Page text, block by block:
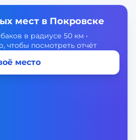
мест в Покровске
в радиусе 50 км •
чтобы посмотреть отчёт
место